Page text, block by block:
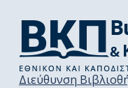
Διεύθυνση